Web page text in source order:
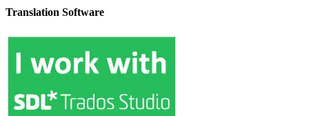
Translation Software